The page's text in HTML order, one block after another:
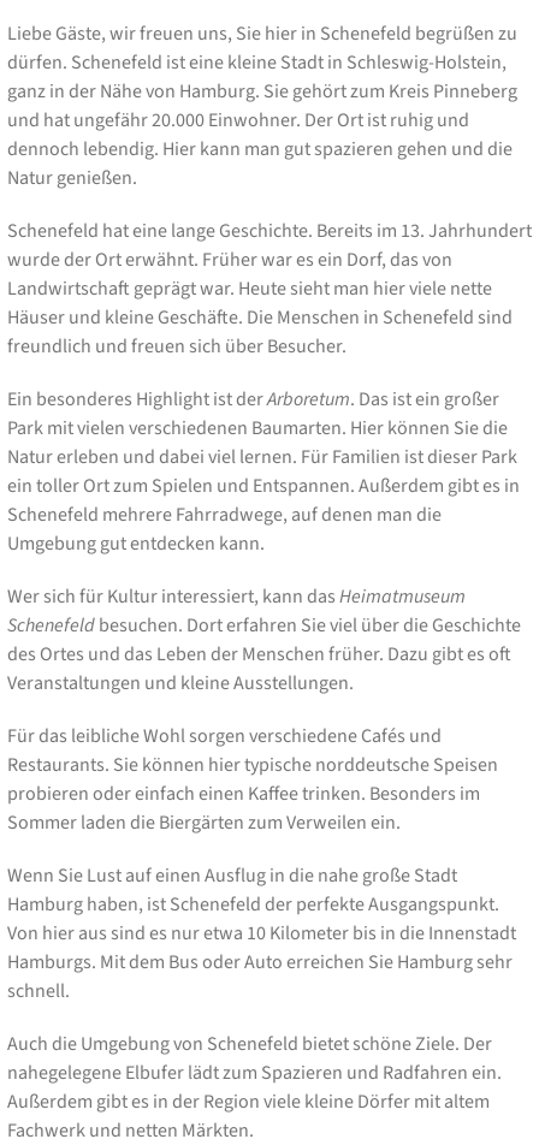
Liebe Gäste, wir freuen uns, Sie hier in Schenefeld begrüßen zu
dürfen. Schenefeld ist eine kleine Stadt in Schleswig-Holstein,
ganz in der Nähe von Hamburg. Sie gehört zum Kreis Pinneberg
und hat ungefähr 20.000 Einwohner. Der Ort ist ruhig und
dennoch lebendig. Hier kann man gut spazieren gehen und die
Natur genießen.
Schenefeld hat eine lange Geschichte. Bereits im 13. Jahrhundert
wurde der Ort erwähnt. Früher war es ein Dorf, das von
Landwirtschaft geprägt war. Heute sieht man hier viele nette
Häuser und kleine Geschäfte. Die Menschen in Schenefeld sind
freundlich und freuen sich über Besucher.
Ein besonderes Highlight ist derArboretum. Das ist ein großer
Park mit vielen verschiedenen Baumarten. Hier können Sie die
Natur erleben und dabei viel lernen. Für Familien ist dieser Park
ein toller Ort zum Spielen und Entspannen. Außerdem gibt es in
Schenefeld mehrere Fahrradwege, auf denen man die
Umgebung gut entdecken kann.
Wer sich für Kultur interessiert, kann dasHeimatmuseum
Schenefeldbesuchen. Dort erfahren Sie viel über die Geschichte
des Ortes und das Leben der Menschen früher. Dazu gibt es oft
Veranstaltungen und kleine Ausstellungen.
Für das leibliche Wohl sorgen verschiedene Cafés und
Restaurants. Sie können hier typische norddeutsche Speisen
probieren oder einfach einen Kaffee trinken. Besonders im
Sommer laden die Biergärten zum Verweilen ein.
Wenn Sie Lust auf einen Ausflug in die nahe große Stadt
Hamburg haben, ist Schenefeld der perfekte Ausgangspunkt.
Von hier aus sind es nur etwa 10 Kilometer bis in die Innenstadt
Hamburgs. Mit dem Bus oder Auto erreichen Sie Hamburg sehr
schnell.
Auch die Umgebung von Schenefeld bietet schöne Ziele. Der
nahegelegene Elbufer lädt zum Spazieren und Radfahren ein.
Außerdem gibt es in der Region viele kleine Dörfer mit altem
Fachwerk und netten Märkten.